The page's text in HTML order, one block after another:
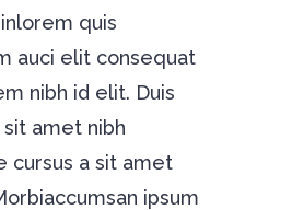
quis
auci elit consequat
nibh id elit. Duis
amet nibh
cursus a sit amet
ipsum